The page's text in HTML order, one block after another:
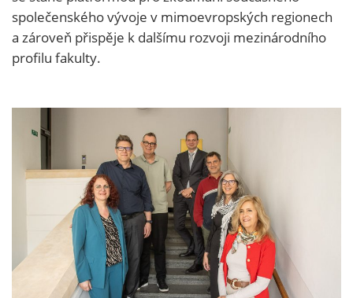
společenského vývoje v mimoevropských regionech
a zároveň přispěje k dalšímu rozvoji mezinárodního
profilu fakulty.